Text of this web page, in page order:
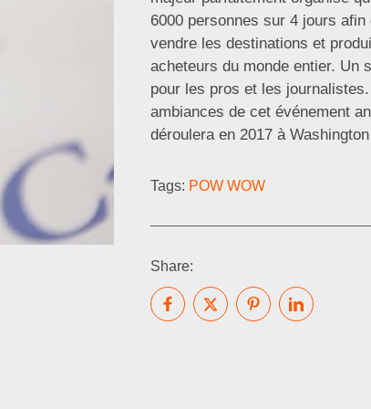
6000 personnes sur 4 jours
vendre les destinations et
acheteurs du monde entier. Un
pour les pros et les
ambiances de cet événement
déroulera en 2017 à
Tags: POW WOW
Share: